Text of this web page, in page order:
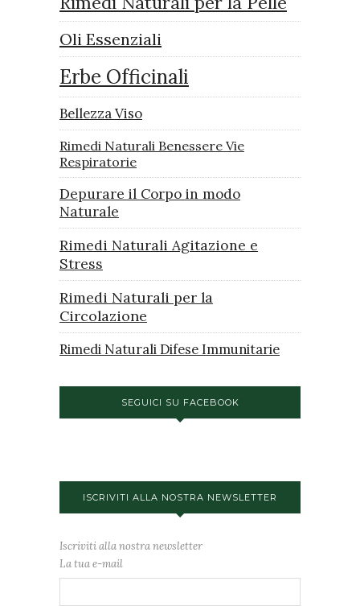
Oli Essenziali
Erbe Officinali
Bellezza Viso
Rimedi Naturali Benessere Vie
Respiratorie
Depurare il Corpo in modo
Naturale
Rimedi Naturali Agitazione e
Stress
Rimedi Naturali per la
Circolazione
Rimedi Naturali Difese Immunitarie
SEGUICI SU FACEBOOK
ISCRIVITI ALLA NOSTRA NEWSLETTER
Iscriviti alla nostra newsletter
La tua e-mail